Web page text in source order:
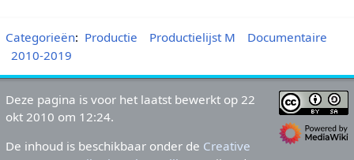
Categorieën: Productie Productielijst M
Documentaire
2010-2019
Deze pagina is voor het laatst bewerkt op 22
okt 2010 om 12:24.
De inhoud is beschikbaar onder de Creative